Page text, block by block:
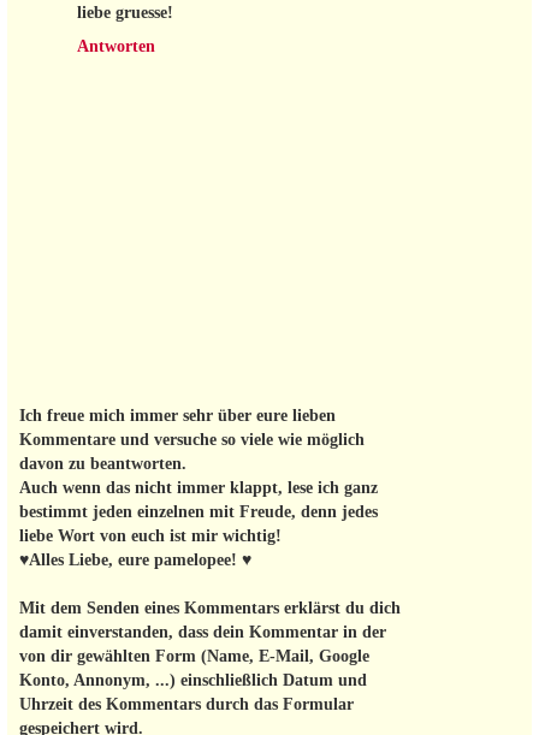
liebe gruesse!
Antworten
Ich freue mich immer sehr über eure lieben
Kommentare und versuche so viele wie möglich
davon zu beantworten.
Auch wenn das nicht immer klappt, lese ich ganz
bestimmt jeden einzelnen mit Freude, denn jedes
liebe Wort von euch ist mir wichtig!
♥Alles Liebe, eure pamelopee! ♥
Mit dem Senden eines Kommentars erklärst du dich
damit einverstanden, dass dein Kommentar in der
von dir gewählten Form (Name, E-Mail, Google
Konto, Annonym, ...) einschließlich Datum und
Uhrzeit des Kommentars durch das Formular
gespeichert wird.